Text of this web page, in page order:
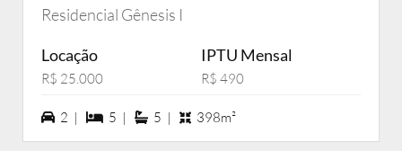
Residencial Gênesis I
Locação
R$ 25.000
IPTU Mensal
R$ 490
2 vagas na garagem
2 | 5 dormiórios
5 | 5 suítes
5 | 398m²